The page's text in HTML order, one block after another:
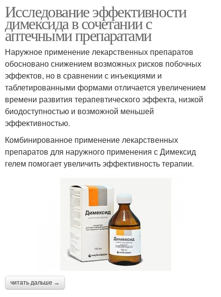
Исследование эффективности
димексида в сочетании с
аптечными препаратами
Наружное применение лекарственных препаратов
обосновано снижением возможных рисков побочных
эффектов, но в сравнении с инъекциями и
таблетированными формами отличается увеличением
времени развития терапевтического эффекта, низкой
биодоступностью и возможной меньшей
эффективностью.
Комбинированное применение лекарственных
препаратов для наружного применения с Димексид
гелем помогает увеличить эффективность терапии.
читать дальше →